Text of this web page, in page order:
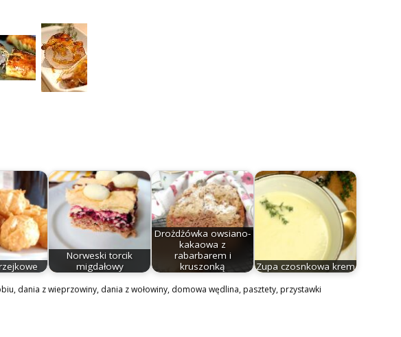
Norweski torcik
migdałowy
Drożdżówka owsiano-
kakaowa z
rabarbarem i
kruszonką
Zupa czosnkowa krem
, dania z wieprzowiny, dania z wołowiny, domowa wędlina,pasztety,przystawki